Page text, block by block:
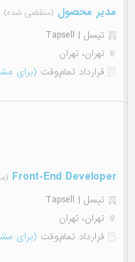
مدیر محصول (منقضی شده)
تپسل | Tapsell
تهران، تهران
قرارداد تمام‌وقت (برای
Front-End Developer
تپسل | Tapsell
تهران، تهران
قرارداد تمام‌وقت (برای